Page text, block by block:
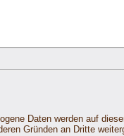
Daten werden auf
Gründen an Dritte